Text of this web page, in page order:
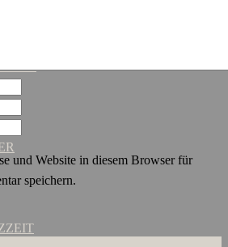
und Website in diesem Browser für
speichern.